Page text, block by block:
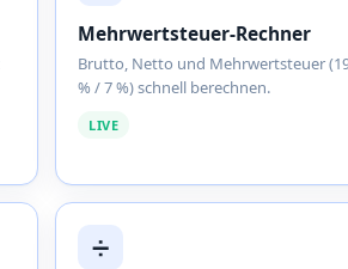
Mehrwertsteuer-Rechner
Brutto, Netto und Mehrwertsteuer
% / 7 %) schnell berechnen.
LIVE
➗